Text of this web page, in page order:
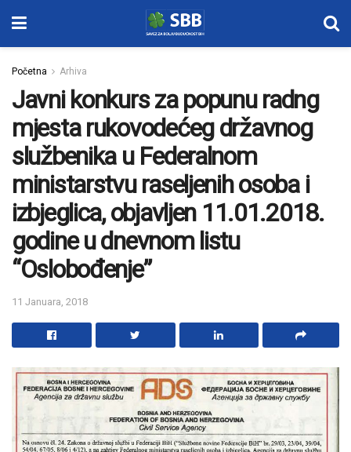
Početna Arhiva
Javni konkurs za popunu radng
mjesta rukovodećeg državnog
službenika u Federalnom
ministarstvu raseljenih osoba i
izbjeglica, objavljen 11.01.2018.
godine u dnevnom listu
“Oslobođenje”
11 Januara, 2018